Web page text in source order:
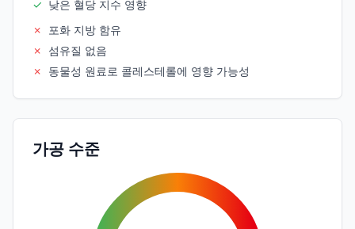
✓ 낮은 혈당 지수 영향
✗
포화 지방 함유
✗
섬유질 없음
✗
동물성 원료로 콜레스테롤에 영향 가능성
가공 수준